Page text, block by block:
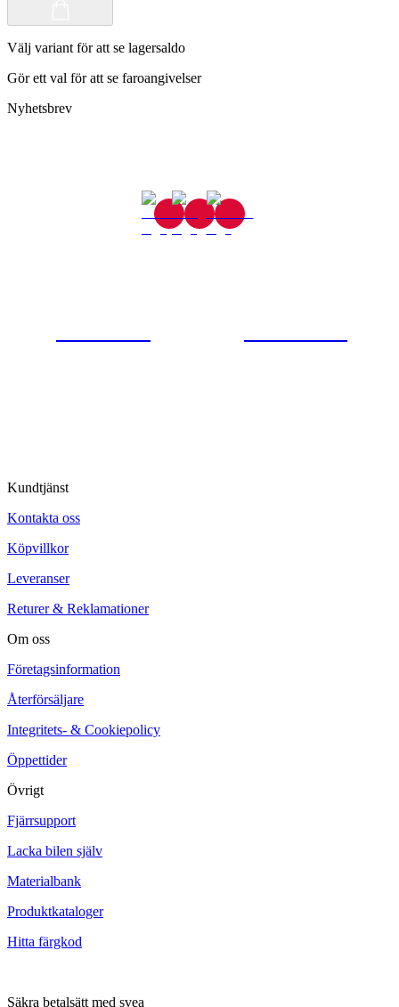
Välj variant för att se lagersaldo
Gör ett val för att se faroangivelser
Nyhetsbrev
Kundtjänst
Kontakta oss
Köpvillkor
Leveranser
Returer & Reklamationer
Om oss
Företagsinformation
Återförsäljare
Integritets- & Cookiepolicy
Öppettider
Övrigt
Fjärrsupport
Lacka bilen själv
Materialbank
Produktkataloger
Hitta färgkod
Säkra betalsätt med svea